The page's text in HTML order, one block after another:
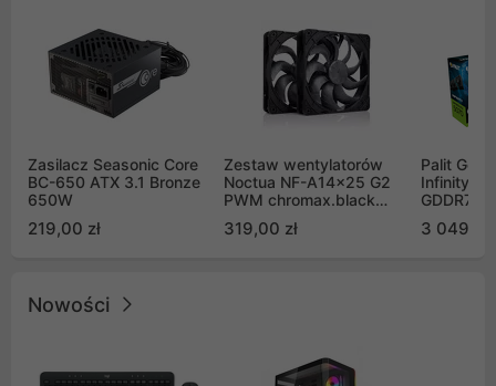
Zasilacz Seasonic Core
BC-650 ATX 3.1 Bronze
650W
219,00 zł
Zestaw wentylatorów
Noctua NF-A14x25 G2
PWM chromax.black
Push Pull (2szt)
319,00 zł
Palit
Infinity 3
GDDR7
GB2050S)
3 049,00
Nowości